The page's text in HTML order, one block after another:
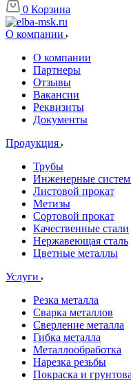
0 Корзина
О компании
О компании
Партнеры
Отзывы
Вакансии
Реквизиты
Документы
Продукция
Трубы
Инженерные
Листовой прокат
Метизы
Сортовой прокат
Качественные стали
Нержавеющая сталь
Цветные металлы
Услуги
Резка металла
Сварка металлов
Сверление металла
Гибка металла
Металлообработка
Нарезка резьбы
Покраска и